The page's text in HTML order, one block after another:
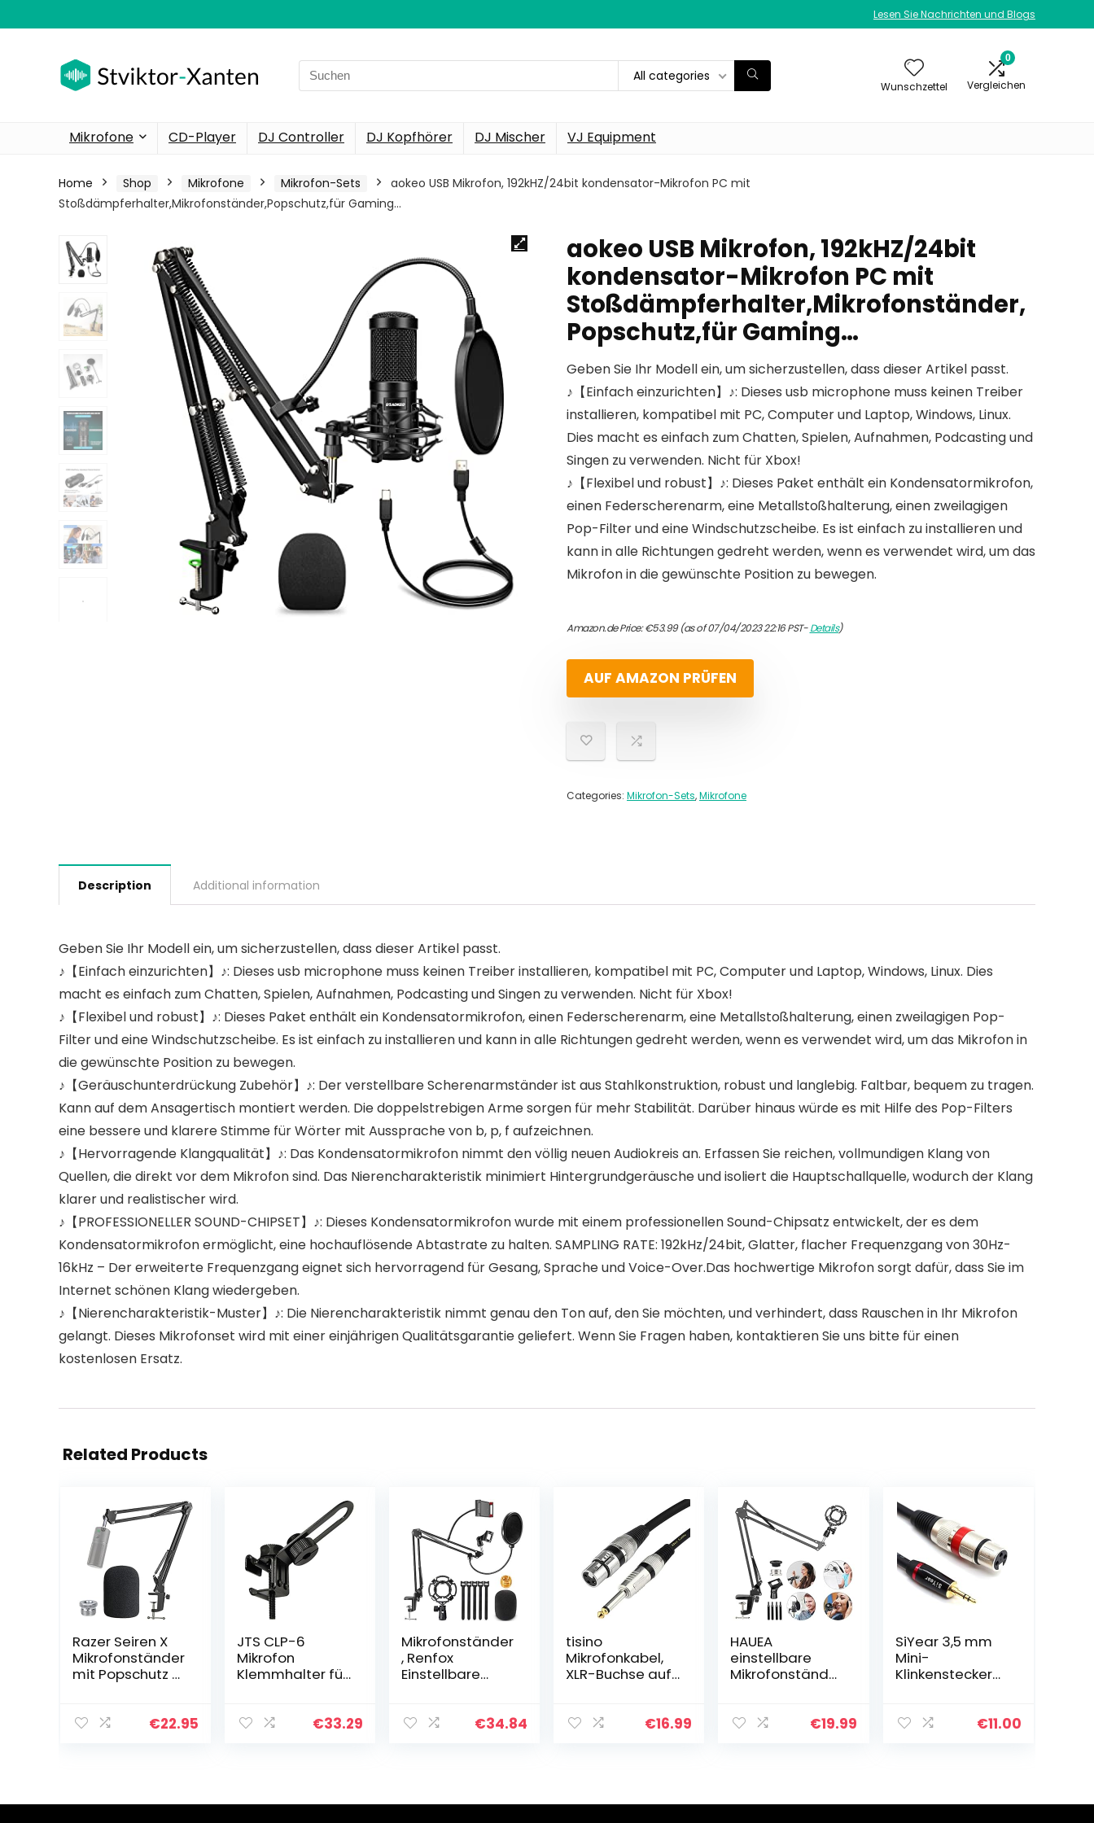
Lesen Sie Nachrichten und Blogs
Search
for:
All categories
Wunschzettel
0
Vergleichen
Mikrofone CD-Player DJ Controller DJ Kopfhörer DJ Mischer VJ Equipment
Home Shop Mikrofone Mikrofon-Sets
aokeo USB Mikrofon, 192kHZ/24bit kondensator-Mikrofon PC mit
Stoßdämpferhalter,Mikrofonständer,Popschutz,für Gaming…
aokeo USB Mikrofon, 192kHZ/24bit
kondensator-Mikrofon PC mit
Stoßdämpferhalter,Mikrofonständer,
Popschutz,für Gaming…
Geben Sie Ihr Modell ein, um sicherzustellen, dass dieser Artikel passt.
♪【Einfach einzurichten】♪: Dieses usb microphone muss keinen Treiber
installieren, kompatibel mit PC, Computer und Laptop, Windows, Linux.
Dies macht es einfach zum Chatten, Spielen, Aufnahmen, Podcasting und
Singen zu verwenden. Nicht für Xbox!
♪【Flexibel und robust】♪: Dieses Paket enthält ein Kondensatormikrofon,
einen Federscherenarm, eine Metallstoßhalterung, einen zweilagigen
Pop-Filter und eine Windschutzscheibe. Es ist einfach zu installieren und
kann in alle Richtungen gedreht werden, wenn es verwendet wird, um das
Mikrofon in die gewünschte Position zu bewegen.
Amazon.de Price:€53.99(as of 07/04/2023 22:16 PST-Details)
AUF AMAZON PRÜFEN
Categories: Mikrofon-Sets,Mikrofone
Description Additional information
Geben Sie Ihr Modell ein, um sicherzustellen, dass dieser Artikel passt.
♪【Einfach einzurichten】♪: Dieses usb microphone muss keinen Treiber installieren, kompatibel mit PC, Computer und Laptop, Windows, Linux. Dies
macht es einfach zum Chatten, Spielen, Aufnahmen, Podcasting und Singen zu verwenden. Nicht für Xbox!
♪【Flexibel und robust】♪: Dieses Paket enthält ein Kondensatormikrofon, einen Federscherenarm, eine Metallstoßhalterung, einen zweilagigen Pop-
Filter und eine Windschutzscheibe. Es ist einfach zu installieren und kann in alle Richtungen gedreht werden, wenn es verwendet wird, um das Mikrofon in
die gewünschte Position zu bewegen.
♪【Geräuschunterdrückung Zubehör】♪: Der verstellbare Scherenarmständer ist aus Stahlkonstruktion, robust und langlebig. Faltbar, bequem zu tragen.
Kann auf dem Ansagertisch montiert werden. Die doppelstrebigen Arme sorgen für mehr Stabilität. Darüber hinaus würde es mit Hilfe des Pop-Filters
eine bessere und klarere Stimme für Wörter mit Aussprache von b, p, f aufzeichnen.
♪【Hervorragende Klangqualität】♪: Das Kondensatormikrofon nimmt den völlig neuen Audiokreis an. Erfassen Sie reichen, vollmundigen Klang von
Quellen, die direkt vor dem Mikrofon sind. Das Nierencharakteristik minimiert Hintergrundgeräusche und isoliert die Hauptschallquelle, wodurch der Klang
klarer und realistischer wird.
♪【PROFESSIONELLER SOUND-CHIPSET】♪: Dieses Kondensatormikrofon wurde mit einem professionellen Sound-Chipsatz entwickelt, der es dem
Kondensatormikrofon ermöglicht, eine hochauflösende Abtastrate zu halten. SAMPLING RATE: 192kHz/24bit, Glatter, flacher Frequenzgang von 30Hz-
16kHz – Der erweiterte Frequenzgang eignet sich hervorragend für Gesang, Sprache und Voice-Over.Das hochwertige Mikrofon sorgt dafür, dass Sie im
Internet schönen Klang wiedergeben.
♪【Nierencharakteristik-Muster】♪: Die Nierencharakteristik nimmt genau den Ton auf, den Sie möchten, und verhindert, dass Rauschen in Ihr Mikrofon
gelangt. Dieses Mikrofonset wird mit einer einjährigen Qualitätsgarantie geliefert. Wenn Sie Fragen haben, kontaktieren Sie uns bitte für einen
kostenlosen Ersatz.
Related Products
Razer Seiren X
Mikrofonständer
mit Popschutz –
Razer Seiren X
€22.95
JTS CLP-6
Mikrofon
Klemmhalter für
krofon schwarz
€33.29
Mikrofonständer
, Renfox
Einstellbare
ständer,
€34.84
tisino
Mikrofonkabel,
XLR-Buchse auf
unsymmetrische
€16.99
HAUEA
einstellbare
Mikrofonständer
Mikrofonarm mit
€19.99
SiYear 3,5 mm
Mini-
Klinkenstecker
Mikrofonkabel,
€11.00